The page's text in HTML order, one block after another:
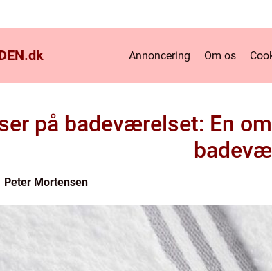
dk Annoncering Om os
på badeværelset: En
Peter Mortensen